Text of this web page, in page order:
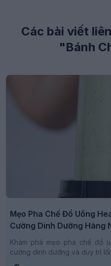
Các bài viết
"Bánh
Mẹo Pha Chế Đồ Uống
Cường Dinh Dưỡng Hàng
Khám phá mẹo pha chế đồ
cường dinh dưỡng và duy trì